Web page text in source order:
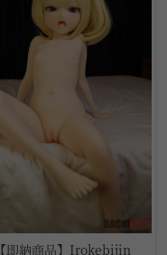
【即納商品】Irokebijin